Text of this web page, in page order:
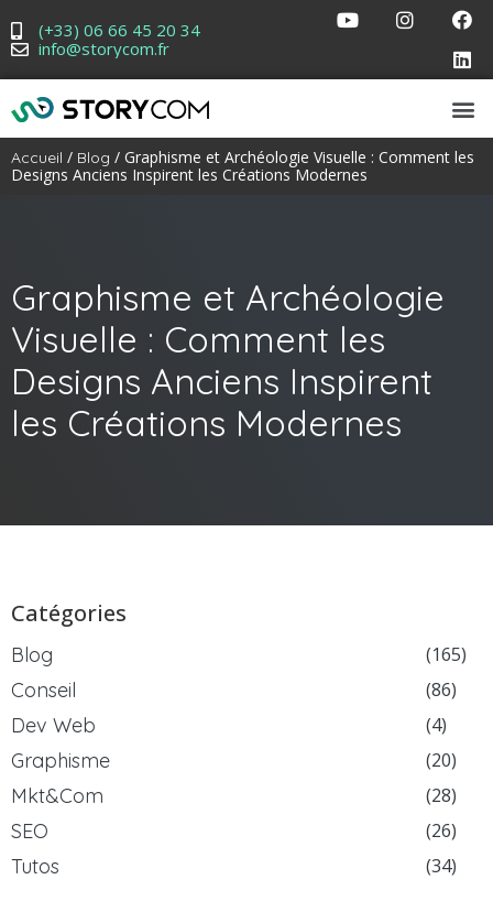
(+33) 06 66 45 20 34
info@storycom.fr
Accueil / Blog / Graphisme et Archéologie Visuelle : Comment les
Designs Anciens Inspirent les Créations Modernes
Graphisme et Archéologie
Visuelle : Comment les
Designs Anciens Inspirent
les Créations Modernes
Catégories
Blog (165)
Conseil (86)
Dev Web (4)
Graphisme (20)
Mkt&Com (28)
SEO (26)
Tutos (34)